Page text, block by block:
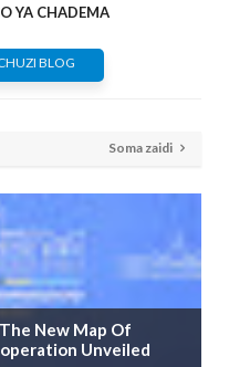
YA CHADEMA
BLOG
Soma zaidi
New Map Of
Unveiled